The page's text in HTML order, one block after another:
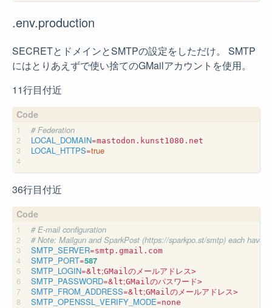
.env.production
SECRETとドメインとSMTPの設定をしただけ。 SMTP
にはとりあえずで使い捨てのGMailアカウントを使用。
11行目付近
# Federation
LOCAL_DOMAIN=
LOCAL_HTTPS=true
36行目付近
# E-mail configuration
# Note: Mailgun and SparkPost (https://sparkpo.st/smtp) each have
SMTP_SERVER=
SMTP_PORT=587
SMTP_LOGIN=& lt;
SMTP_PASSWORD=& lt;
SMTP_FROM_ADDRESS=& lt;
SMTP_OPENSSL_VERIFY_MODE=none